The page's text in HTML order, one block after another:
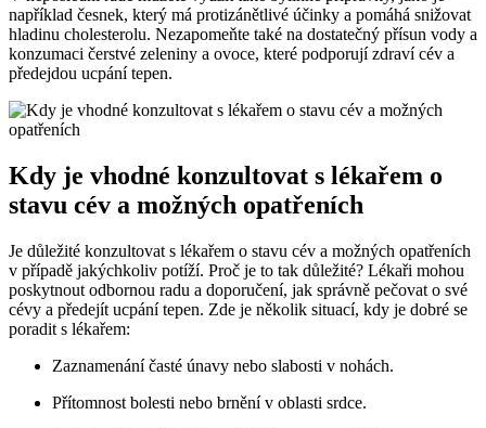
například česnek, který má protizánětlivé účinky a pomáhá snižovat
hladinu cholesterolu. Nezapomeňte také na dostatečný přísun vody a
konzumaci čerstvé zeleniny a ovoce, které podporují zdraví cév a
předejdou ucpání tepen.
Kdy je vhodné konzultovat s lékařem o
stavu cév a možných opatřeních
Je důležité konzultovat s lékařem o stavu cév a možných opatřeních
v případě jakýchkoliv potíží. Proč je to tak důležité? Lékaři mohou
poskytnout odbornou radu a doporučení, jak správně pečovat o své
cévy a předejít ucpání tepen. Zde je několik situací, kdy je dobré se
poradit s lékařem:
Zaznamenání časté únavy nebo slabosti v nohách.
Přítomnost bolesti nebo brnění v oblasti srdce.